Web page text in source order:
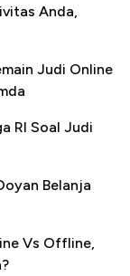
Anda,
Judi Online
RI Soal Judi
Belanja
Vs Offline,